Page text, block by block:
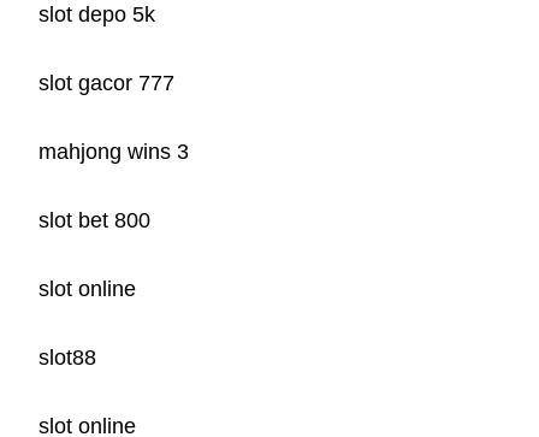
slot depo 5k
slot gacor 777
mahjong wins 3
slot bet 800
slot online
slot88
slot online